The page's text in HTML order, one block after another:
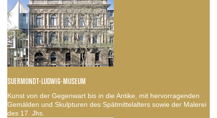
SUERMONDT-LUDWIG-MUSEUM
Kunst von der Gegenwart bis in die Antike, mit hervorragenden
Gemälden und Skulpturen des Spätmittelalters sowie der Malerei
des 17. Jhs.